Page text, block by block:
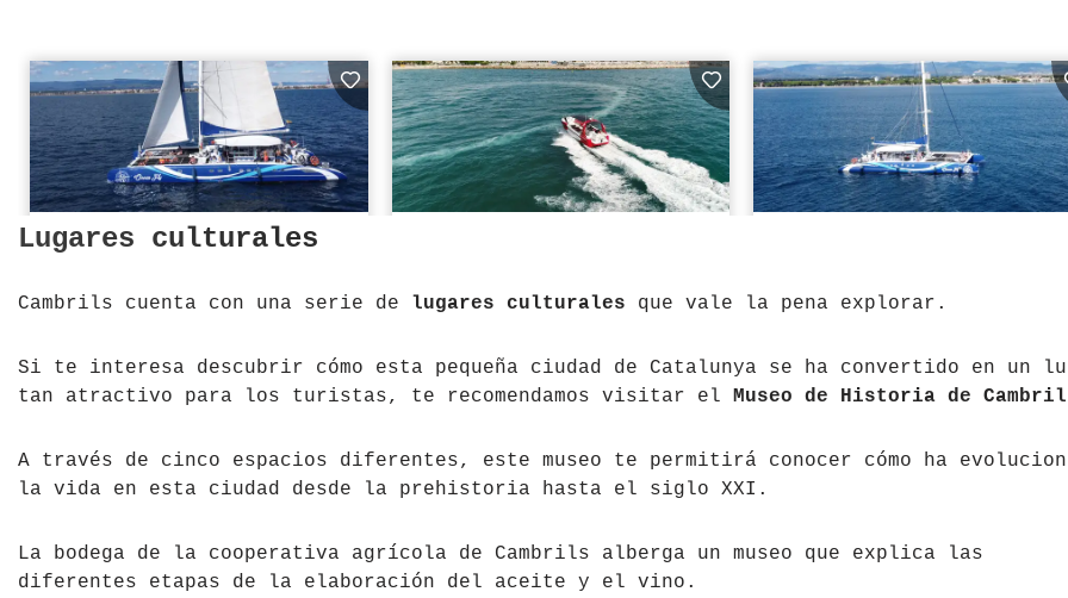
Lugares culturales
Cambrils cuenta con una serie de lugares culturales que vale la pena explorar.
Si te interesa descubrir cómo esta pequeña ciudad de Catalunya se ha convertido en un
tan atractivo para los turistas, te recomendamos visitar el Museo de Historia de
A través de cinco espacios diferentes, este museo te permitirá conocer cómo ha
la vida en esta ciudad desde la prehistoria hasta el siglo XXI.
La bodega de la cooperativa agrícola de Cambrils alberga un museo que explica las
diferentes etapas de la elaboración del aceite y el vino.